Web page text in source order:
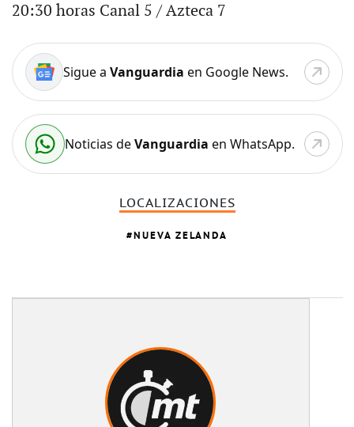
20:30 horas Canal 5 / Azteca 7
Sigue a Vanguardia en Google News.
Noticias deVanguardia en WhatsApp.
LOCALIZACIONES
NUEVA ZELANDA